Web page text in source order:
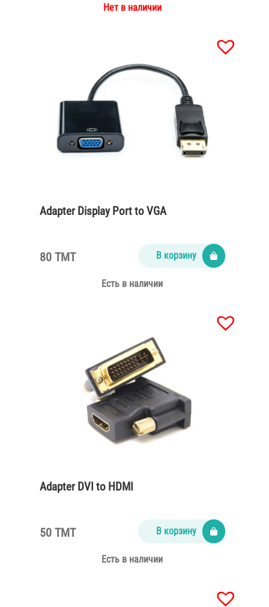
Нет в наличии
Adapter Display Port to VGA
80 TMT В корзину
Есть в наличии
Adapter DVI to HDMI
50 TMT В корзину
Есть в наличии